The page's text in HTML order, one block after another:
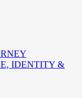
IDENTITY &